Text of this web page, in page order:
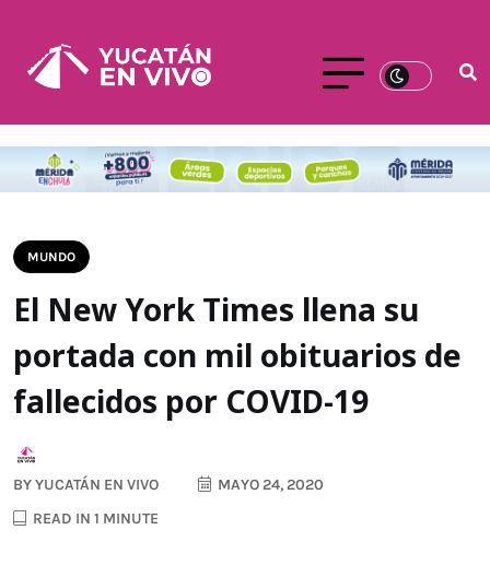
MUNDO
El New York Times llena su
portada con mil obituarios de
fallecidos por COVID-19
BYYUCATÁN EN VIVO
MAYO 24, 2020
READ IN 1 MINUTE